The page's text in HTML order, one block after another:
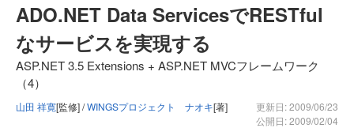
ADO.NET Data ServicesでRESTful
なサービスを実現する
ASP.NET 3.5 Extensions + ASP.NET MVCフレームワーク
（4）
山田 祥寛[監修] /WINGSプロジェクト ナオキ[著]
更新日: 2009/06/23
公開日: 2009/02/04